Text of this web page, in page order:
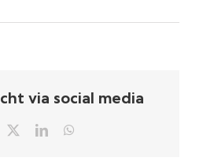
via social media
LinkedIn